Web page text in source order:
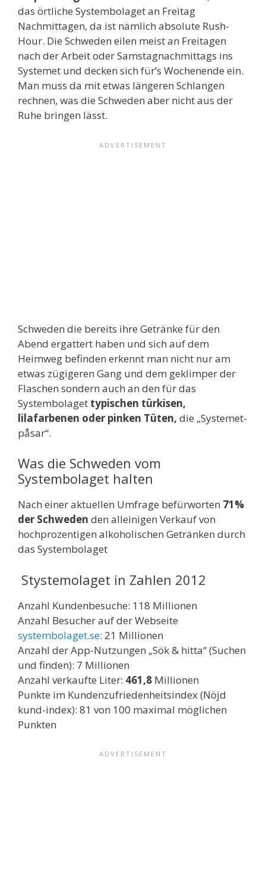
das örtliche Systembolaget an Freitag
Nachmittagen, da ist nämlich absolute Rush-
Hour. Die Schweden eilen meist an Freitagen
nach der Arbeit oder Samstagnachmittags ins
Systemet und decken sich für’s Wochenende ein.
Man muss da mit etwas längeren Schlangen
rechnen, was die Schweden aber nicht aus der
Ruhe bringen lässt.
Schweden die bereits ihre Getränke für den
Abend ergattert haben und sich auf dem
Heimweg befinden erkennt man nicht nur am
etwas zügigeren Gang und dem geklimper der
Flaschen sondern auch an den für das
Systembolaget typischen türkisen,
lilafarbenen oder pinken Tüten, die „Systemet-
påsar“.
Was die Schweden vom
Systembolaget halten
Nach einer aktuellen Umfrage befürworten 71%
der Schweden den alleinigen Verkauf von
hochprozentigen alkoholischen Getränken durch
das Systembolaget
Stystemolaget in Zahlen 2012
Anzahl Kundenbesuche: 118 Millionen
Anzahl Besucher auf der Webseite
systembolaget.se: 21 Millionen
Anzahl der App-Nutzungen „Sök & hitta“ (Suchen
und finden): 7 Millionen
Anzahl verkaufte Liter: 461,8 Millionen
Punkte im Kundenzufriedenheitsindex (Nöjd
kund-index): 81 von 100 maximal möglichen
Punkten